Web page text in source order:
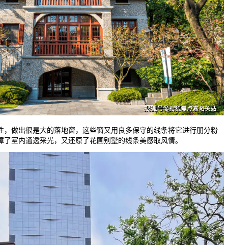
出很是大的落地窗，这些窗又用良多保守的线条将它进行朋分粉
室内通透采光，又还原了花圃别墅的线条美感取风情。